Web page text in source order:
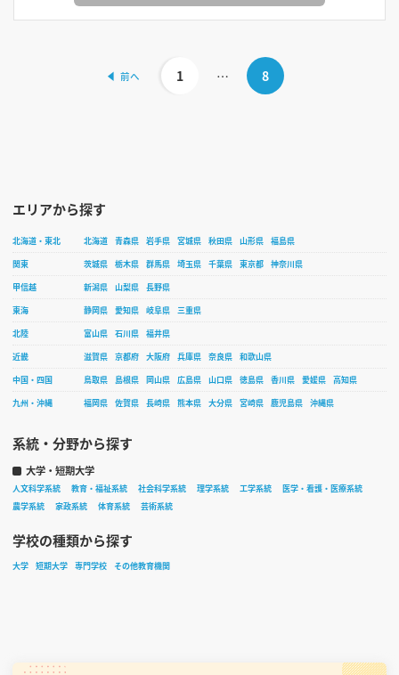
1 … 8
エリアから探す
北海道・東北 北海道 青森県 岩手県 宮城県 秋田県 山形県
福島県
関東
茨城県 栃木県 群馬県 埼玉県 千葉県 東京都
神奈川県
甲信越
新潟県 山梨県
長野県
東海
静岡県 愛知県 岐阜県
三重県
北陸
富山県 石川県
福井県
近畿
滋賀県 京都府 大阪府 兵庫県 奈良県
和歌山県
中国・四国
鳥取県 島根県 岡山県 広島県 山口県 徳島県 香川県 愛媛県
高知県
九州・沖縄
福岡県 佐賀県 長崎県 熊本県 大分県 宮崎県 鹿児島県 沖縄県
系統・分野から探す
大学・短期大学
人文科学系統 教育・福祉系統 社会科学系統 理学系統 工学系統
医学・看護・医療系統
農学系統
家政系統 体育系統 芸術系統
学校の種類から探す
大学 短期大学 専門学校 その他教育機関